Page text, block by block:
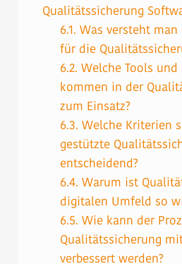
Qualitätssicherung
6.1. Was versteht
für die
6.2. Welche Tools und
kommen in der
zum Einsatz?
6.3. Welche Kriterien
gestützte
entscheidend?
6.4. Warum ist
digitalen Umfeld so
6.5. Wie kann der
Qualitätssicherung
verbessert werden?